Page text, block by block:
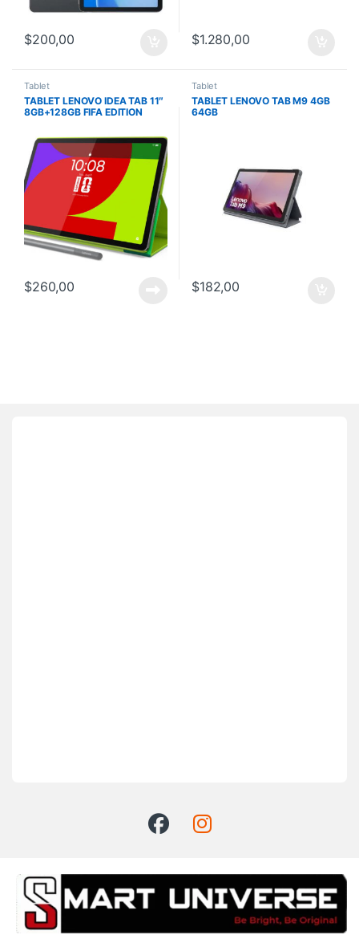
$200,00 $1.280,00
Tablet
TABLET LENOVO IDEA TAB 11″
8GB+128GB FIFA EDITION
PEN PLUS)
$260,00
Tablet
TABLET LENOVO TAB M9 4GB
64GB
$182,00